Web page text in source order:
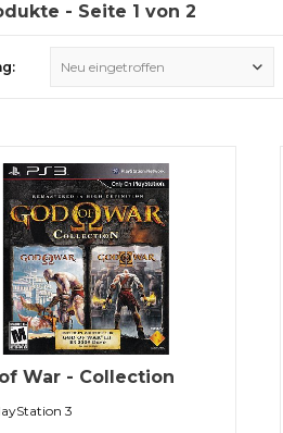
- Seite 1 von 2
Neu eingetroffen
War - Collection
3